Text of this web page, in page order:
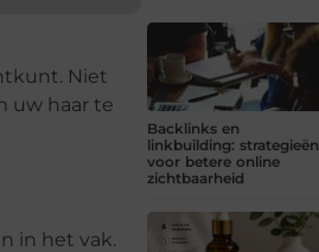
Niet
uw haar te
in het vak.
Backlinks en
linkbuilding: strategieën
voor betere online
zichtbaarheid